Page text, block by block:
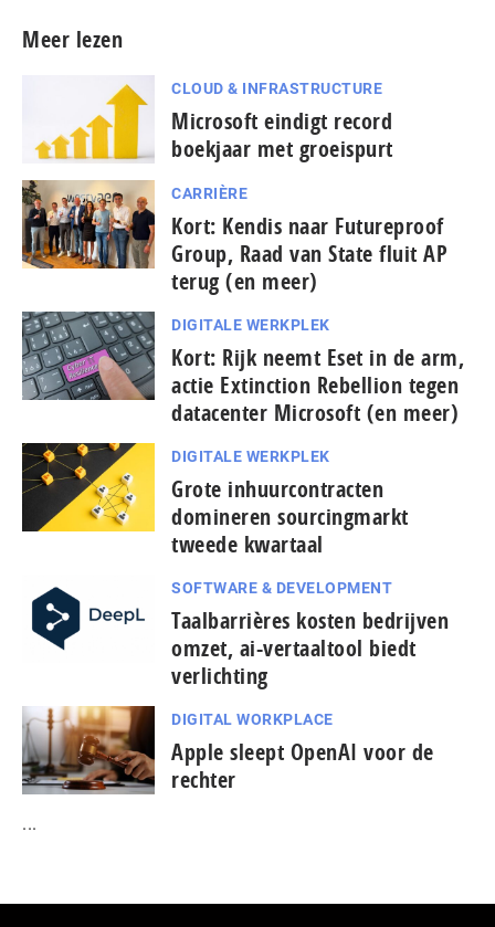
Meer lezen
CLOUD & INFRASTRUCTURE
Microsoft eindigt record
boekjaar met groeispurt
CARRIÈRE
Kort: Kendis naar Futureproof
Group, Raad van State fluit AP
terug (en meer)
DIGITALE WERKPLEK
Kort: Rijk neemt Eset in de arm,
actie Extinction Rebellion tegen
datacenter Microsoft (en meer)
DIGITALE WERKPLEK
Grote inhuurcontracten
domineren sourcingmarkt
tweede kwartaal
SOFTWARE & DEVELOPMENT
Taal­bar­ri­è­res kosten bedrijven
omzet, ai-vertaaltool biedt
verlichting
DIGITAL WORKPLACE
Apple sleept OpenAI voor de
rechter
...